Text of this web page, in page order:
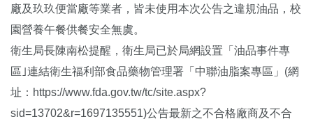
廠及玖玖便當廠等業者，皆未使用本次公告之違規油品，校
園營養午餐供餐安全無虞。
衛生局長陳南松提醒，衛生局已於局網設置「油品事件專
區｣連結衛生福利部食品藥物管理署「中聯油脂案專區」(網
址：https://www.fda.gov.tw/tc/site.aspx?
sid=13702&r=1697135551)公告最新之不合格廠商及不合